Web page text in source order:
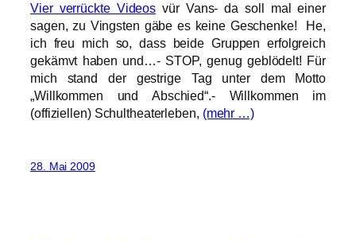
Vier verrückte Videos vür Vans- da soll mal einer
sagen, zu Vingsten gäbe es keine Geschenke! He,
ich freu mich so, dass beide Gruppen erfolgreich
gekämvt haben und…- STOP, genug geblödelt! Für
mich stand der gestrige Tag unter dem Motto
„Willkommen und Abschied“.- Willkommen im
(offiziellen) Schultheaterleben, (mehr …)
28. Mai 2009